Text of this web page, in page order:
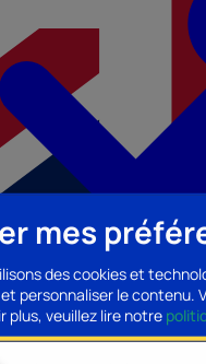
mes
des cookies et
personnaliser le contenu.
plus, veuillez lire notre